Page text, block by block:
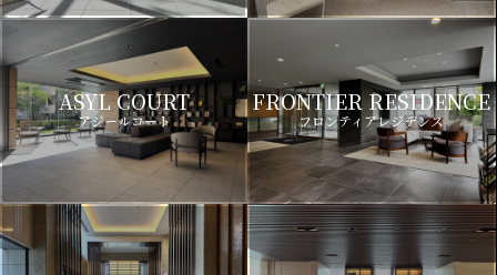
ASYL COURT
アジールコート
FRONTIER RESIDENCE
フロンティアレジデンス